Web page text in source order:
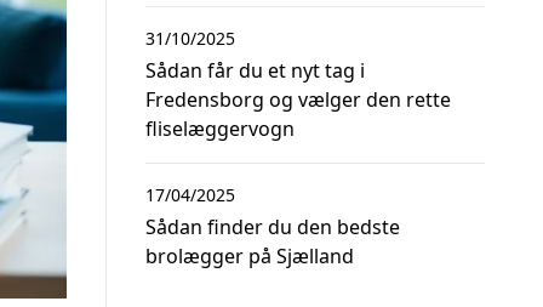
Sådan får du et nyt tag i
Fredensborg og vælger den rette
fliselæggervogn
31/10/2025
Sådan finder du den bedste
brolægger på Sjælland
17/04/2025